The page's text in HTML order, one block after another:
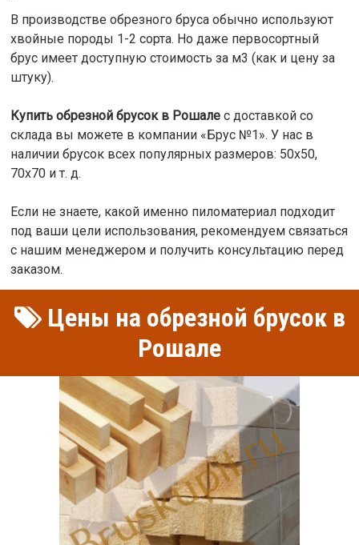
В производстве обрезного бруса обычно используют
хвойные породы 1-2 сорта. Но даже первосортный
брус имеет доступную стоимость за м3 (как и цену за
штуку).
Купить обрезной брусок в Рошалес доставкой со
склада вы можете в компании «Брус №1». У нас в
наличии брусок всех популярных размеров: 50х50,
70х70 и т. д.
Если не знаете, какой именно пиломатериал подходит
под ваши цели использования, рекомендуем связаться
с нашим менеджером и получить консультацию перед
заказом.
Цены на обрезной брусок в
Рошале